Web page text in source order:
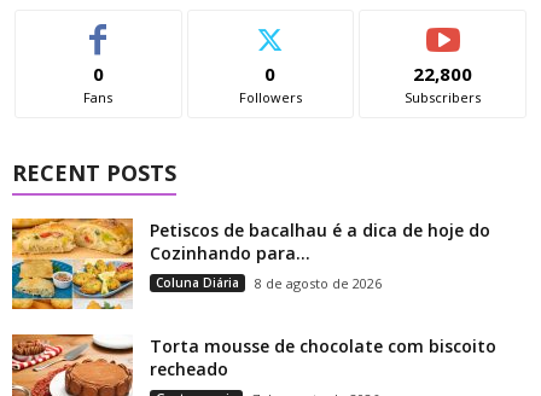
0
Fans
0
Followers
22,800
Subscribers
RECENT POSTS
Petiscos de bacalhau é a dica de hoje do
Cozinhando para...
Coluna Diária 8 de agosto de 2026
Torta mousse de chocolate com biscoito
recheado